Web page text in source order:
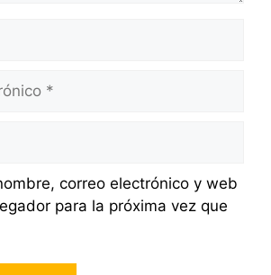
correo electrónico y web
para la próxima vez que